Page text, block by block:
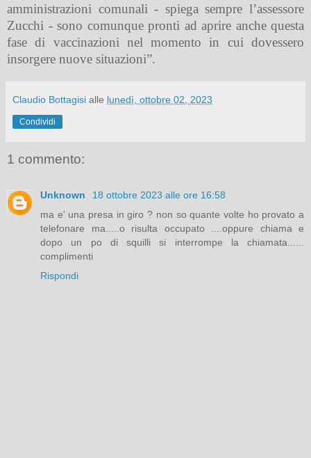
amministrazioni comunali - spiega sempre l’assessore
Zucchi - sono comunque pronti ad aprire anche questa
fase di vaccinazioni nel momento in cui dovessero
insorgere nuove situazioni”.
Claudio Bottagisi alle lunedì, ottobre 02, 2023
Condividi
1 commento:
Unknown
18 ottobre 2023 alle ore 16:58
ma e' una presa in giro ? non so quante volte ho provato a
telefonare ma.....o risulta occupato ....oppure chiama e
dopo un po di squilli si interrompe la chiamata......
complimenti
Rispondi